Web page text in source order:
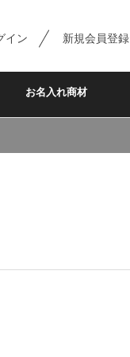
イン 新規会員登録
お名入れ商材